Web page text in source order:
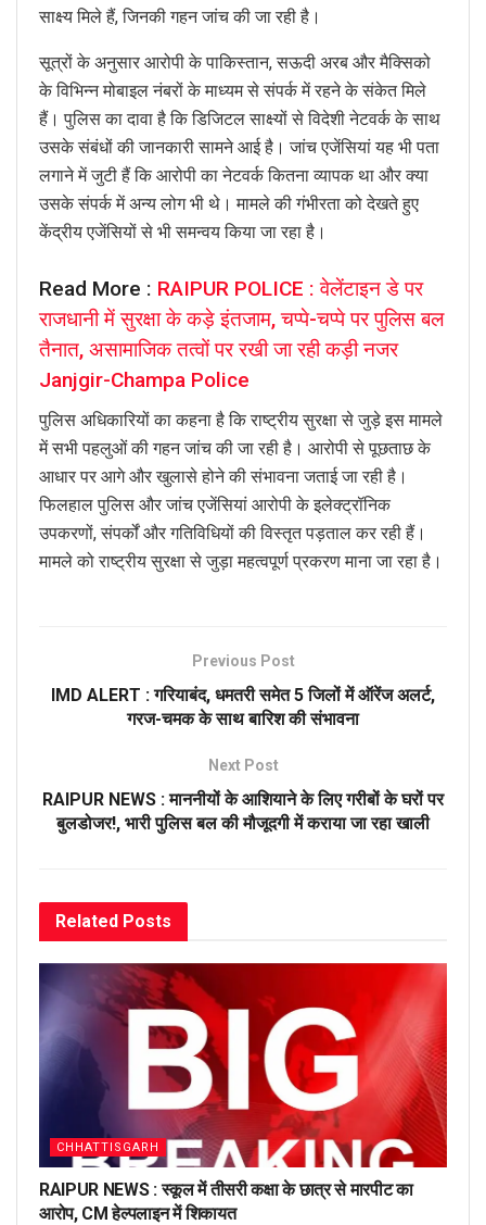
साक्ष्य मिले हैं, जिनकी गहन जांच की जा रही है।
सूत्रों के अनुसार आरोपी के पाकिस्तान, सऊदी अरब और मैक्सिको
के विभिन्न मोबाइल नंबरों के माध्यम से संपर्क में रहने के संकेत मिले
हैं। पुलिस का दावा है कि डिजिटल साक्ष्यों से विदेशी नेटवर्क के साथ
उसके संबंधों की जानकारी सामने आई है। जांच एजेंसियां यह भी पता
लगाने में जुटी हैं कि आरोपी का नेटवर्क कितना व्यापक था और क्या
उसके संपर्क में अन्य लोग भी थे। मामले की गंभीरता को देखते हुए
केंद्रीय एजेंसियों से भी समन्वय किया जा रहा है।
Read More : RAIPUR POLICE : वेलेंटाइन डे पर
राजधानी में सुरक्षा के कड़े इंतजाम, चप्पे-चप्पे पर पुलिस बल
तैनात, असामाजिक तत्वों पर रखी जा रही कड़ी नजर
Janjgir-Champa Police
पुलिस अधिकारियों का कहना है कि राष्ट्रीय सुरक्षा से जुड़े इस मामले
में सभी पहलुओं की गहन जांच की जा रही है। आरोपी से पूछताछ के
आधार पर आगे और खुलासे होने की संभावना जताई जा रही है।
फिलहाल पुलिस और जांच एजेंसियां आरोपी के इलेक्ट्रॉनिक
उपकरणों, संपर्कों और गतिविधियों की विस्तृत पड़ताल कर रही हैं।
मामले को राष्ट्रीय सुरक्षा से जुड़ा महत्वपूर्ण प्रकरण माना जा रहा है।
Previous Post
IMD ALERT : गरियाबंद, धमतरी समेत 5 जिलों में ऑरेंज अलर्ट,
गरज-चमक के साथ बारिश की संभावना
Next Post
RAIPUR NEWS : माननीयों के आशियाने के लिए गरीबों के घरों पर
बुलडोजर!, भारी पुलिस बल की मौजूदगी में कराया जा रहा खाली
Related Posts
CHHATTISGARH
RAIPUR NEWS : स्कूल में तीसरी कक्षा के छात्र से मारपीट का
आरोप, CM हेल्पलाइन में शिकायत